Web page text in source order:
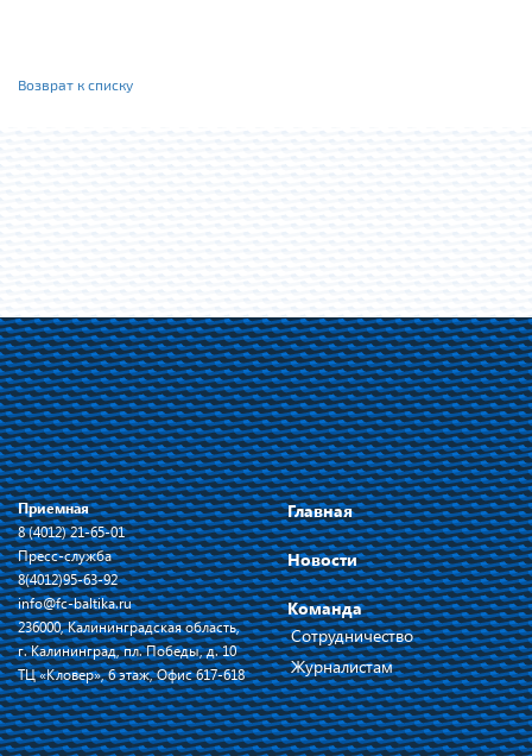
Возврат к списку
Приемная
8 (4012) 21-65-01
Пресс-служба
8(4012)95-63-92
info@fc-baltika.ru
236000, Калининградская область,
г. Калининград, пл. Победы, д. 10
ТЦ «Кловер», 6 этаж, Офис 617-618
Главная
Новости
Команда
Сотрудничество
Журналистам